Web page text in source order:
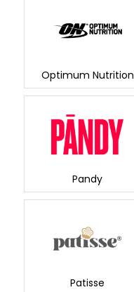
Optimum Nutrition
Pandy
Patisse